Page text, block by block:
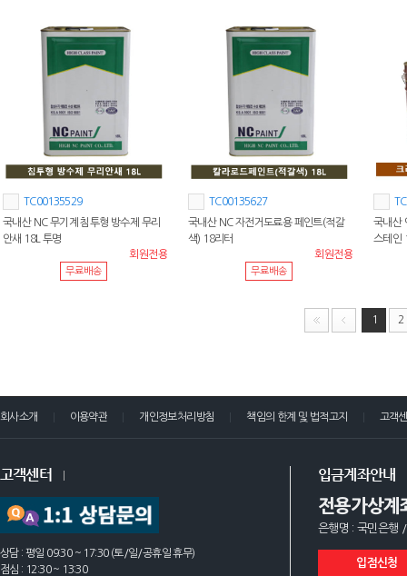
TC00135529
국내산 NC 무기계 침투형 방수제 무리
안새 18L 투명
회원전용
무료배송
TC00135627
국내산 NC 자전거도료용 페인트(적갈
색) 18리터
회원전용
무료배송
국내산
스테인
1 2
회사소개 이용약관 개인정보처리방침 책임의 한계 및 법적고지 고객
고객센터
상담 : 평일 09:30 ~ 17:30 (토/일/공휴일 휴무)
점심 : 12:30 ~ 13:30
입금계좌안내
전용가상계
은행명 : 국민은행
입점신청